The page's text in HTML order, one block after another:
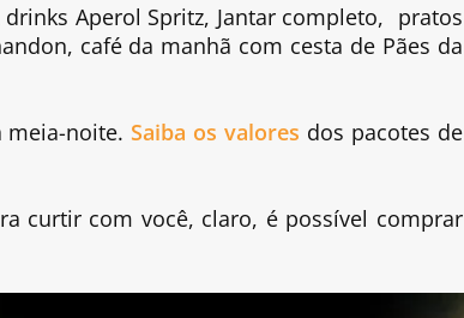
Aperol Spritz, Jantar completo, pratos
café da manhã com cesta de Pães da
meia-noite.Saiba os valores dos pacotes de
curtir com você, claro, é possível comprar